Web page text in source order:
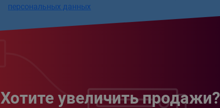
персональных данных
Хотите увеличить продажи?